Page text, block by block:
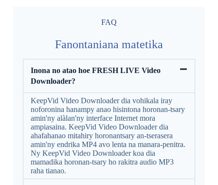
FAQ
Fanontaniana matetika
Inona no atao hoe FRESH LIVE Video
Downloader?
KeepVid Video Downloader dia vohikala iray
noforonina hanampy anao hisintona horonan-tsary
amin'ny alàlan'ny interface Internet mora
ampiasaina. KeepVid Video Downloader dia
ahafahanao mitahiry horonantsary an-tserasera
amin'ny endrika MP4 avo lenta na manara-penitra.
Ny KeepVid Video Downloader koa dia
mamadika horonan-tsary ho rakitra audio MP3
raha tianao.